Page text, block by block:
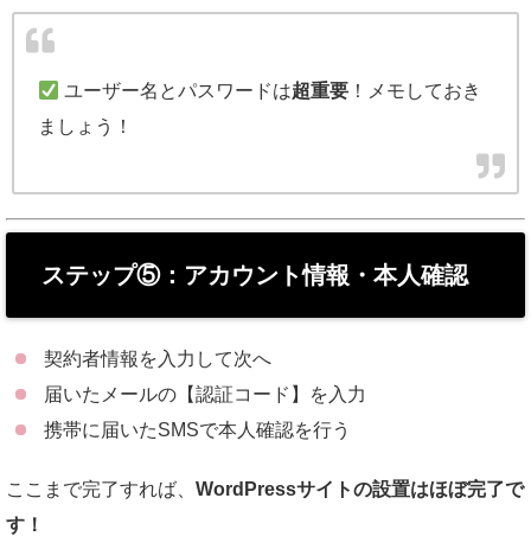
ユーザー名とパスワードは超重要 ！メモしておき
ましょう！
ステップ⑤：アカウント情報・本人確認
契約者情報を入力して次へ
届いたメールの【認証コード】を入力
携帯に届いたSMSで本人確認を行う
ここまで完了すれば、 WordPressサイトの設置はほぼ完了で
す！